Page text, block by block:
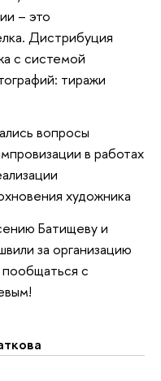
– это
Дистрибуция
с системой
тиражи
вопросы
в работах
художника
Батищеву и
за организацию
с